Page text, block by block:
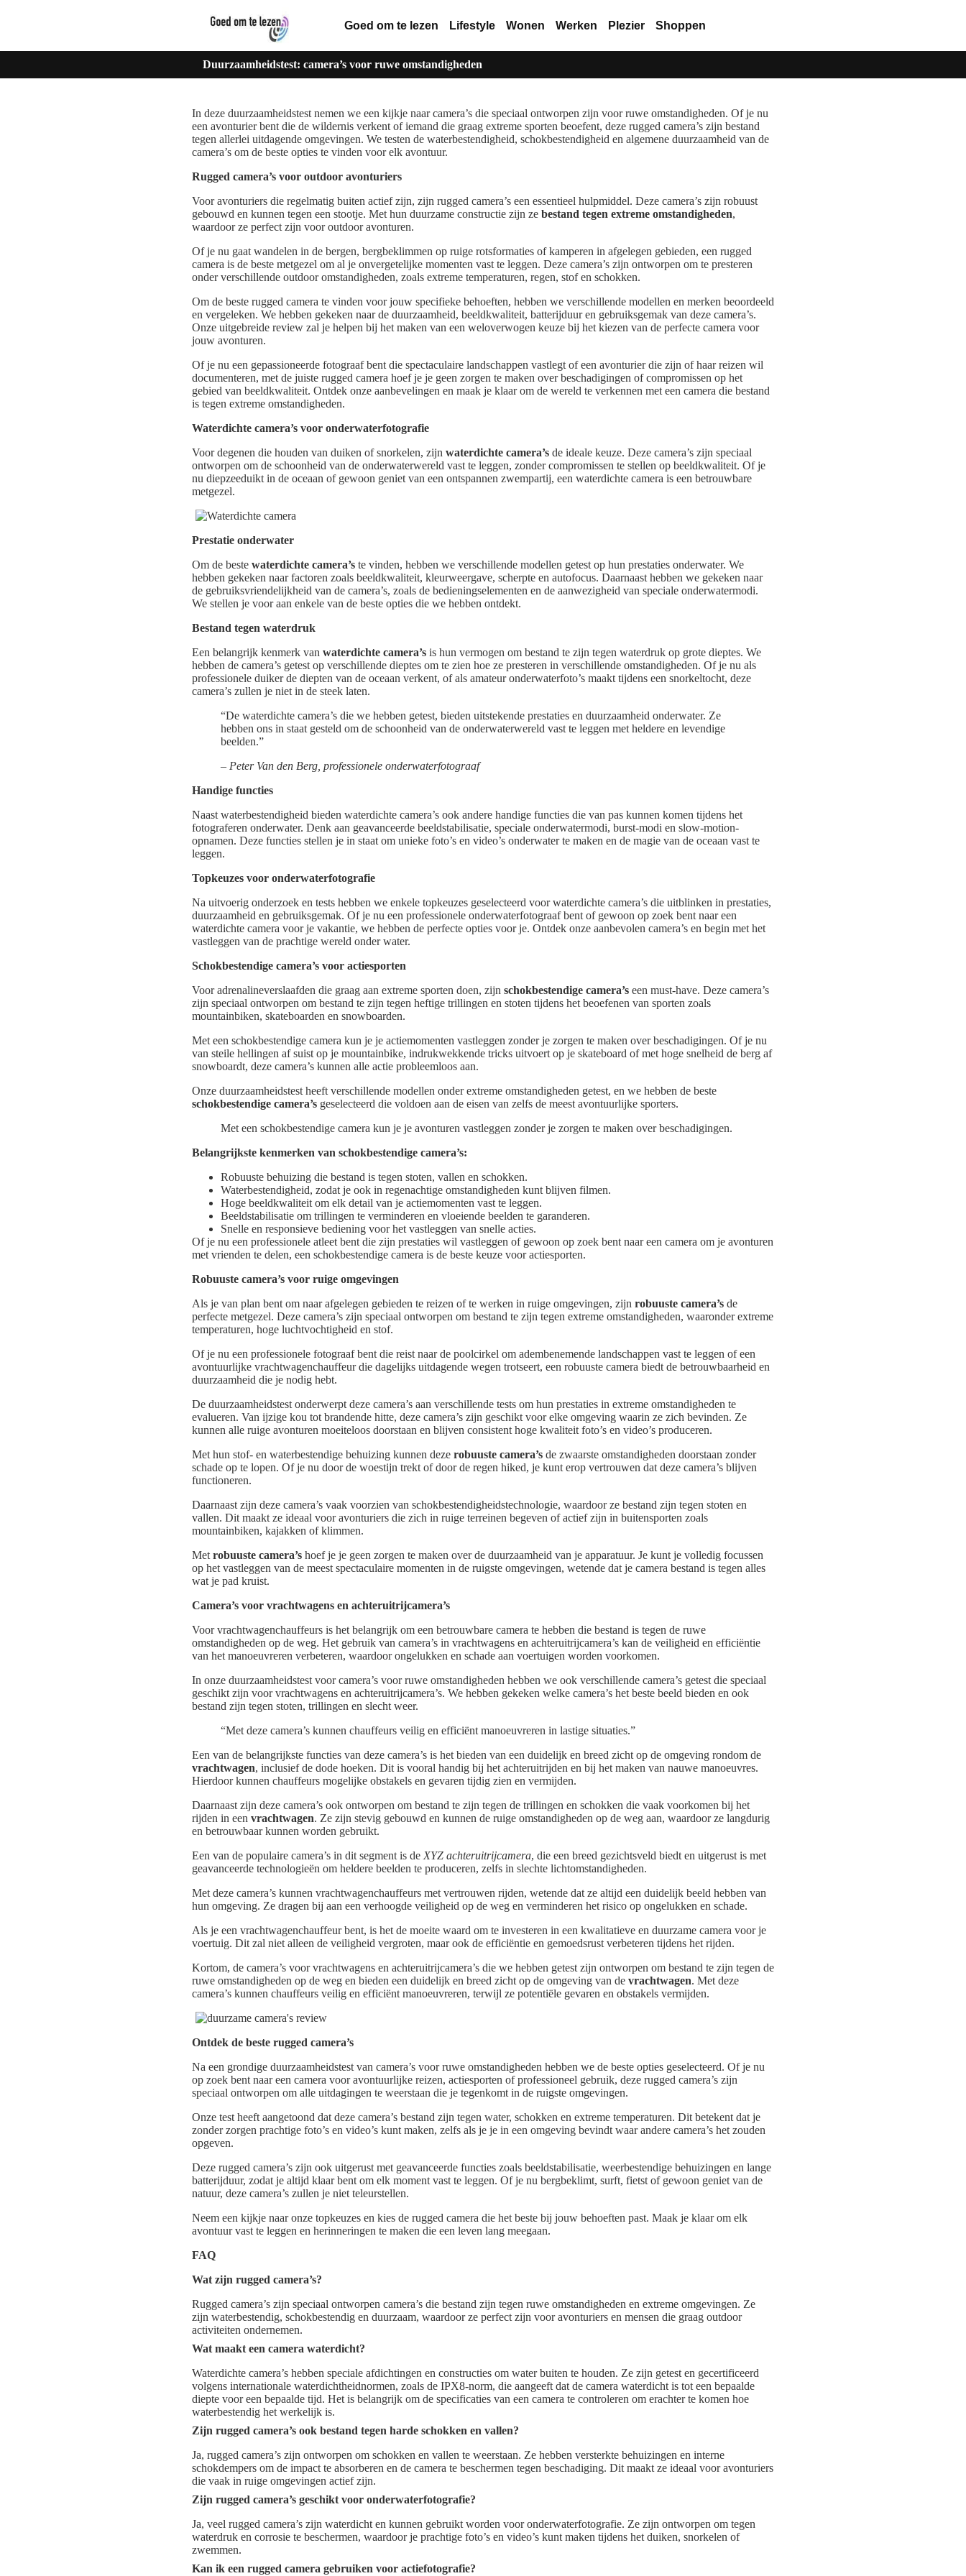
Goed om te lezen Lifestyle Wonen Werken Plezier Shoppen
Duurzaamheidstest: camera’s voor ruwe omstandigheden
In deze duurzaamheidstest nemen we een kijkje naar camera’s die speciaal ontworpen zijn voor ruwe omstandigheden. Of je nu
een avonturier bent die de wildernis verkent of iemand die graag extreme sporten beoefent, deze rugged camera’s zijn bestand
tegen allerlei uitdagende omgevingen. We testen de waterbestendigheid, schokbestendigheid en algemene duurzaamheid van de
camera’s om de beste opties te vinden voor elk avontuur.
Rugged camera’s voor outdoor avonturiers
Voor avonturiers die regelmatig buiten actief zijn, zijn rugged camera’s een essentieel hulpmiddel. Deze camera’s zijn robuust
gebouwd en kunnen tegen een stootje. Met hun duurzame constructie zijn ze bestand tegen extreme omstandigheden,
waardoor ze perfect zijn voor outdoor avonturen.
Of je nu gaat wandelen in de bergen, bergbeklimmen op ruige rotsformaties of kamperen in afgelegen gebieden, een rugged
camera is de beste metgezel om al je onvergetelijke momenten vast te leggen. Deze camera’s zijn ontworpen om te presteren
onder verschillende outdoor omstandigheden, zoals extreme temperaturen, regen, stof en schokken.
Om de beste rugged camera te vinden voor jouw specifieke behoeften, hebben we verschillende modellen en merken beoordeeld
en vergeleken. We hebben gekeken naar de duurzaamheid, beeldkwaliteit, batterijduur en gebruiksgemak van deze camera’s.
Onze uitgebreide review zal je helpen bij het maken van een weloverwogen keuze bij het kiezen van de perfecte camera voor
jouw avonturen.
Of je nu een gepassioneerde fotograaf bent die spectaculaire landschappen vastlegt of een avonturier die zijn of haar reizen wil
documenteren, met de juiste rugged camera hoef je je geen zorgen te maken over beschadigingen of compromissen op het
gebied van beeldkwaliteit. Ontdek onze aanbevelingen en maak je klaar om de wereld te verkennen met een camera die bestand
is tegen extreme omstandigheden.
Waterdichte camera’s voor onderwaterfotografie
Voor degenen die houden van duiken of snorkelen, zijn waterdichte camera’s de ideale keuze. Deze camera’s zijn speciaal
ontworpen om de schoonheid van de onderwaterwereld vast te leggen, zonder compromissen te stellen op beeldkwaliteit. Of je
nu diepzeeduikt in de oceaan of gewoon geniet van een ontspannen zwempartij, een waterdichte camera is een betrouwbare
metgezel.
Prestatie onderwater
Om de beste waterdichte camera’s te vinden, hebben we verschillende modellen getest op hun prestaties onderwater. We
hebben gekeken naar factoren zoals beeldkwaliteit, kleurweergave, scherpte en autofocus. Daarnaast hebben we gekeken naar
de gebruiksvriendelijkheid van de camera’s, zoals de bedieningselementen en de aanwezigheid van speciale onderwatermodi.
We stellen je voor aan enkele van de beste opties die we hebben ontdekt.
Bestand tegen waterdruk
Een belangrijk kenmerk van waterdichte camera’s is hun vermogen om bestand te zijn tegen waterdruk op grote dieptes. We
hebben de camera’s getest op verschillende dieptes om te zien hoe ze presteren in verschillende omstandigheden. Of je nu als
professionele duiker de diepten van de oceaan verkent, of als amateur onderwaterfoto’s maakt tijdens een snorkeltocht, deze
camera’s zullen je niet in de steek laten.
“De waterdichte camera’s die we hebben getest, bieden uitstekende prestaties en duurzaamheid onderwater. Ze
hebben ons in staat gesteld om de schoonheid van de onderwaterwereld vast te leggen met heldere en levendige
beelden.”
– Peter Van den Berg, professionele onderwaterfotograaf
Handige functies
Naast waterbestendigheid bieden waterdichte camera’s ook andere handige functies die van pas kunnen komen tijdens het
fotograferen onderwater. Denk aan geavanceerde beeldstabilisatie, speciale onderwatermodi, burst-modi en slow-motion-
opnamen. Deze functies stellen je in staat om unieke foto’s en video’s onderwater te maken en de magie van de oceaan vast te
leggen.
Topkeuzes voor onderwaterfotografie
Na uitvoerig onderzoek en tests hebben we enkele topkeuzes geselecteerd voor waterdichte camera’s die uitblinken in prestaties,
duurzaamheid en gebruiksgemak. Of je nu een professionele onderwaterfotograaf bent of gewoon op zoek bent naar een
waterdichte camera voor je vakantie, we hebben de perfecte opties voor je. Ontdek onze aanbevolen camera’s en begin met het
vastleggen van de prachtige wereld onder water.
Schokbestendige camera’s voor actiesporten
Voor adrenalineverslaafden die graag aan extreme sporten doen, zijn schokbestendige camera’s een must-have. Deze camera’s
zijn speciaal ontworpen om bestand te zijn tegen heftige trillingen en stoten tijdens het beoefenen van sporten zoals
mountainbiken, skateboarden en snowboarden.
Met een schokbestendige camera kun je je actiemomenten vastleggen zonder je zorgen te maken over beschadigingen. Of je nu
van steile hellingen af suist op je mountainbike, indrukwekkende tricks uitvoert op je skateboard of met hoge snelheid de berg af
snowboardt, deze camera’s kunnen alle actie probleemloos aan.
Onze duurzaamheidstest heeft verschillende modellen onder extreme omstandigheden getest, en we hebben de beste
schokbestendige camera’s geselecteerd die voldoen aan de eisen van zelfs de meest avontuurlijke sporters.
Met een schokbestendige camera kun je je avonturen vastleggen zonder je zorgen te maken over beschadigingen.
Belangrijkste kenmerken van schokbestendige camera’s:
Robuuste behuizing die bestand is tegen stoten, vallen en schokken.
Waterbestendigheid, zodat je ook in regenachtige omstandigheden kunt blijven filmen.
Hoge beeldkwaliteit om elk detail van je actiemomenten vast te leggen.
Beeldstabilisatie om trillingen te verminderen en vloeiende beelden te garanderen.
Snelle en responsieve bediening voor het vastleggen van snelle acties.
Of je nu een professionele atleet bent die zijn prestaties wil vastleggen of gewoon op zoek bent naar een camera om je avonturen
met vrienden te delen, een schokbestendige camera is de beste keuze voor actiesporten.
Robuuste camera’s voor ruige omgevingen
Als je van plan bent om naar afgelegen gebieden te reizen of te werken in ruige omgevingen, zijn robuuste camera’s de
perfecte metgezel. Deze camera’s zijn speciaal ontworpen om bestand te zijn tegen extreme omstandigheden, waaronder extreme
temperaturen, hoge luchtvochtigheid en stof.
Of je nu een professionele fotograaf bent die reist naar de poolcirkel om adembenemende landschappen vast te leggen of een
avontuurlijke vrachtwagenchauffeur die dagelijks uitdagende wegen trotseert, een robuuste camera biedt de betrouwbaarheid en
duurzaamheid die je nodig hebt.
De duurzaamheidstest onderwerpt deze camera’s aan verschillende tests om hun prestaties in extreme omstandigheden te
evalueren. Van ijzige kou tot brandende hitte, deze camera’s zijn geschikt voor elke omgeving waarin ze zich bevinden. Ze
kunnen alle ruige avonturen moeiteloos doorstaan en blijven consistent hoge kwaliteit foto’s en video’s produceren.
Met hun stof- en waterbestendige behuizing kunnen deze robuuste camera’s de zwaarste omstandigheden doorstaan zonder
schade op te lopen. Of je nu door de woestijn trekt of door de regen hiked, je kunt erop vertrouwen dat deze camera’s blijven
functioneren.
Daarnaast zijn deze camera’s vaak voorzien van schokbestendigheidstechnologie, waardoor ze bestand zijn tegen stoten en
vallen. Dit maakt ze ideaal voor avonturiers die zich in ruige terreinen begeven of actief zijn in buitensporten zoals
mountainbiken, kajakken of klimmen.
Met robuuste camera’s hoef je je geen zorgen te maken over de duurzaamheid van je apparatuur. Je kunt je volledig focussen
op het vastleggen van de meest spectaculaire momenten in de ruigste omgevingen, wetende dat je camera bestand is tegen alles
wat je pad kruist.
Camera’s voor vrachtwagens en achteruitrijcamera’s
Voor vrachtwagenchauffeurs is het belangrijk om een betrouwbare camera te hebben die bestand is tegen de ruwe
omstandigheden op de weg. Het gebruik van camera’s in vrachtwagens en achteruitrijcamera’s kan de veiligheid en efficiëntie
van het manoeuvreren verbeteren, waardoor ongelukken en schade aan voertuigen worden voorkomen.
In onze duurzaamheidstest voor camera’s voor ruwe omstandigheden hebben we ook verschillende camera’s getest die speciaal
geschikt zijn voor vrachtwagens en achteruitrijcamera’s. We hebben gekeken welke camera’s het beste beeld bieden en ook
bestand zijn tegen stoten, trillingen en slecht weer.
“Met deze camera’s kunnen chauffeurs veilig en efficiënt manoeuvreren in lastige situaties.”
Een van de belangrijkste functies van deze camera’s is het bieden van een duidelijk en breed zicht op de omgeving rondom de
vrachtwagen, inclusief de dode hoeken. Dit is vooral handig bij het achteruitrijden en bij het maken van nauwe manoeuvres.
Hierdoor kunnen chauffeurs mogelijke obstakels en gevaren tijdig zien en vermijden.
Daarnaast zijn deze camera’s ook ontworpen om bestand te zijn tegen de trillingen en schokken die vaak voorkomen bij het
rijden in een vrachtwagen. Ze zijn stevig gebouwd en kunnen de ruige omstandigheden op de weg aan, waardoor ze langdurig
en betrouwbaar kunnen worden gebruikt.
Een van de populaire camera’s in dit segment is de XYZ achteruitrijcamera, die een breed gezichtsveld biedt en uitgerust is met
geavanceerde technologieën om heldere beelden te produceren, zelfs in slechte lichtomstandigheden.
Met deze camera’s kunnen vrachtwagenchauffeurs met vertrouwen rijden, wetende dat ze altijd een duidelijk beeld hebben van
hun omgeving. Ze dragen bij aan een verhoogde veiligheid op de weg en verminderen het risico op ongelukken en schade.
Als je een vrachtwagenchauffeur bent, is het de moeite waard om te investeren in een kwalitatieve en duurzame camera voor je
voertuig. Dit zal niet alleen de veiligheid vergroten, maar ook de efficiëntie en gemoedsrust verbeteren tijdens het rijden.
Kortom, de camera’s voor vrachtwagens en achteruitrijcamera’s die we hebben getest zijn ontworpen om bestand te zijn tegen de
ruwe omstandigheden op de weg en bieden een duidelijk en breed zicht op de omgeving van de vrachtwagen. Met deze
camera’s kunnen chauffeurs veilig en efficiënt manoeuvreren, terwijl ze potentiële gevaren en obstakels vermijden.
Ontdek de beste rugged camera’s
Na een grondige duurzaamheidstest van camera’s voor ruwe omstandigheden hebben we de beste opties geselecteerd. Of je nu
op zoek bent naar een camera voor avontuurlijke reizen, actiesporten of professioneel gebruik, deze rugged camera’s zijn
speciaal ontworpen om alle uitdagingen te weerstaan die je tegenkomt in de ruigste omgevingen.
Onze test heeft aangetoond dat deze camera’s bestand zijn tegen water, schokken en extreme temperaturen. Dit betekent dat je
zonder zorgen prachtige foto’s en video’s kunt maken, zelfs als je je in een omgeving bevindt waar andere camera’s het zouden
opgeven.
Deze rugged camera’s zijn ook uitgerust met geavanceerde functies zoals beeldstabilisatie, weerbestendige behuizingen en lange
batterijduur, zodat je altijd klaar bent om elk moment vast te leggen. Of je nu bergbeklimt, surft, fietst of gewoon geniet van de
natuur, deze camera’s zullen je niet teleurstellen.
Neem een kijkje naar onze topkeuzes en kies de rugged camera die het beste bij jouw behoeften past. Maak je klaar om elk
avontuur vast te leggen en herinneringen te maken die een leven lang meegaan.
FAQ
Wat zijn rugged camera’s?
Rugged camera’s zijn speciaal ontworpen camera’s die bestand zijn tegen ruwe omstandigheden en extreme omgevingen. Ze
zijn waterbestendig, schokbestendig en duurzaam, waardoor ze perfect zijn voor avonturiers en mensen die graag outdoor
activiteiten ondernemen.
Wat maakt een camera waterdicht?
Waterdichte camera’s hebben speciale afdichtingen en constructies om water buiten te houden. Ze zijn getest en gecertificeerd
volgens internationale waterdichtheidnormen, zoals de IPX8-norm, die aangeeft dat de camera waterdicht is tot een bepaalde
diepte voor een bepaalde tijd. Het is belangrijk om de specificaties van een camera te controleren om erachter te komen hoe
waterbestendig het werkelijk is.
Zijn rugged camera’s ook bestand tegen harde schokken en vallen?
Ja, rugged camera’s zijn ontworpen om schokken en vallen te weerstaan. Ze hebben versterkte behuizingen en interne
schokdempers om de impact te absorberen en de camera te beschermen tegen beschadiging. Dit maakt ze ideaal voor avonturiers
die vaak in ruige omgevingen actief zijn.
Zijn rugged camera’s geschikt voor onderwaterfotografie?
Ja, veel rugged camera’s zijn waterdicht en kunnen gebruikt worden voor onderwaterfotografie. Ze zijn ontworpen om tegen
waterdruk en corrosie te beschermen, waardoor je prachtige foto’s en video’s kunt maken tijdens het duiken, snorkelen of
zwemmen.
Kan ik een rugged camera gebruiken voor actiefotografie?